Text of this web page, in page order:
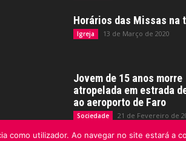
Horários das Missas na
Igreja 13 de Março de 2020
Jovem de 15 anos morre
atropelada em estrada
ao aeroporto de Faro
Sociedade 21 de Fevereiro de
como utilizador. Ao navegar no site estará a